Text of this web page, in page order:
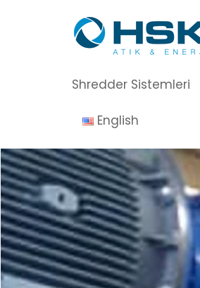
Shredder Sistemleri
English